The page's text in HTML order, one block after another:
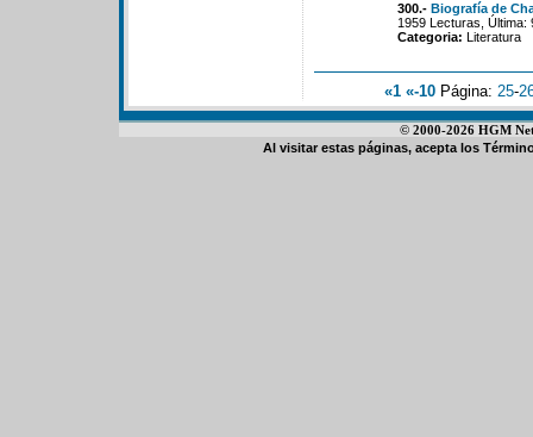
300.- Biografía de
1959 Lecturas,
Categoria: Literatura
«1 «-10 Página: 25-
© 2000-2026 HGM
Al visitar estas páginas, acepta los